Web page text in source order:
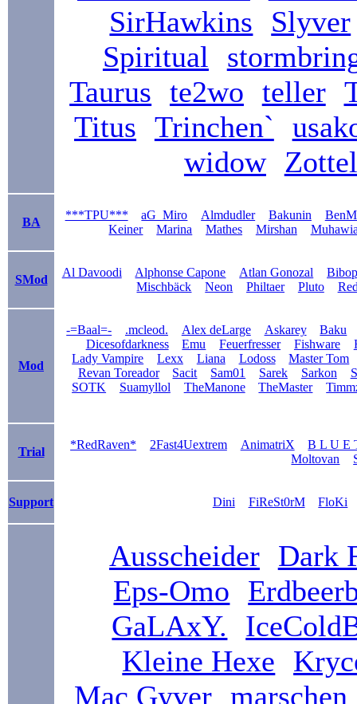
SirHawkins
Slyver
Spiritual
Taurus te2wo teller
Titus Trinchen`
widow Zottel
BA
***TPU*** aG_Miro Almdudler Bakunin
Keiner
Marina Mathes Mirshan
SMod
Al Davoodi Alphonse Capone Atlan Gonozal
Mischbäck
Neon Philtaer Pluto
Mod
-=Baal=- .mcleod. Alex deLarge Askarey
Baku
Dicesofdarkness
Emu Feuerfresser Fishware
Lady Vampire
Lexx Liana Lodoss
Master Tom
Revan Toreador
Sacit Sam01 Sarek Sarkon
SOTK
Suamyllol TheManone TheMaster
Trial
*RedRaven* 2Fast4Uextrem AnimatriX
B L U E
Moltovan
Support Dini FiReSt0rM FloKi
Ausscheider Dark
Eps-Omo
GaLAxY.
Kleine Hexe
Mac Gyver marschen